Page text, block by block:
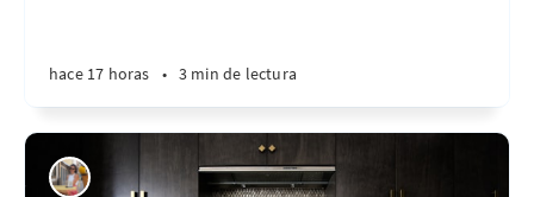
hace 17 horas • 3 min de lectura